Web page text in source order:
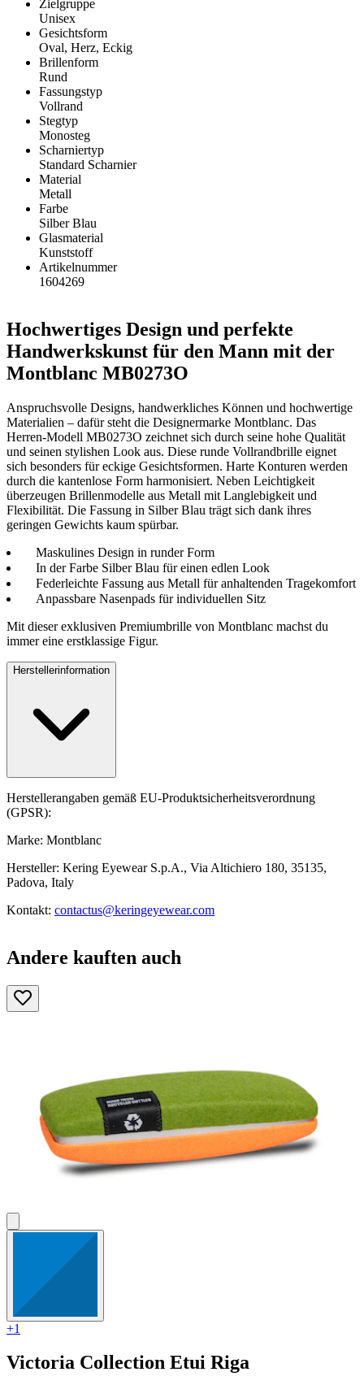
Zielgruppe
Unisex
Gesichtsform
Oval, Herz, Eckig
Brillenform
Rund
Fassungstyp
Vollrand
Stegtyp
Monosteg
Scharniertyp
Standard Scharnier
Material
Metall
Farbe
Silber Blau
Glasmaterial
Kunststoff
Artikelnummer
1604269
Hochwertiges Design und perfekte
Handwerkskunst für den Mann mit der
Montblanc MB0273O
Anspruchsvolle Designs, handwerkliches Können und hochwertige
Materialien – dafür steht die Designermarke Montblanc. Das
Herren-Modell MB0273O zeichnet sich durch seine hohe Qualität
und seinen stylishen Look aus. Diese runde Vollrandbrille eignet
sich besonders für eckige Gesichtsformen. Harte Konturen werden
durch die kantenlose Form harmonisiert. Neben Leichtigkeit
überzeugen Brillenmodelle aus Metall mit Langlebigkeit und
Flexibilität. Die Fassung in Silber Blau trägt sich dank ihres
geringen Gewichts kaum spürbar.
Maskulines Design in runder Form
In der Farbe Silber Blau für einen edlen Look
Federleichte Fassung aus Metall für anhaltenden Tragekomfort
Anpassbare Nasenpads für individuellen Sitz
Mit dieser exklusiven Premiumbrille von Montblanc machst du
immer eine erstklassige Figur.
Herstellerinformation
Herstellerangaben gemäß EU-Produktsicherheitsverordnung
(GPSR):
Marke: Montblanc
Hersteller: Kering Eyewear S.p.A., Via Altichiero 180, 35135,
Padova, Italy
Kontakt: contactus@keringeyewear.com
Andere kauften auch
+1
Victoria Collection Etui Riga